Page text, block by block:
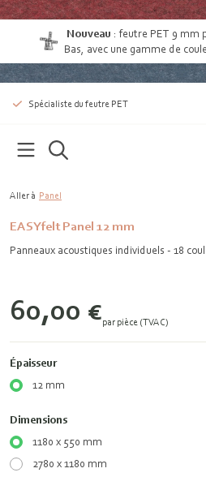
Nouveau :feutre PET 9 mm
Bas , avec une gamme de
Spécialiste du feutre PET
Aller à Panel
EASYfelt Panel 12 mm
Panneaux acoustiques individuels - 18
60,00 €par pièce (TVAC)
Épaisseur
12 mm
Dimensions
1180 x 550 mm
2780 x 1180 mm